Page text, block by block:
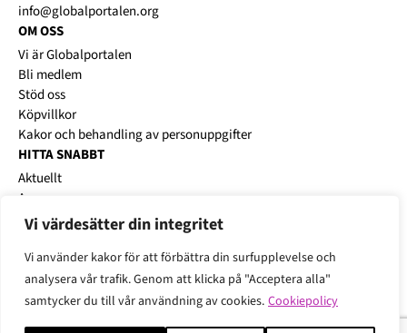
Vi värdesätter din integritet
Vi använder kakor för att förbättra din surfupplevelse och
analysera vår trafik. Genom att klicka på "Acceptera alla"
samtycker du till vår användning av cookies. Cookiepolicy
info@globalportalen.org
OM OSS
Vi är Globalportalen
Bli medlem
Stöd oss
Köpvillkor
Kakor och behandling av personuppgifter
HITTA SNABBT
Aktuellt
Annonsera
Platsbanken